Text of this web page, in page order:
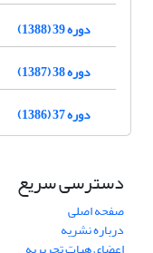
دوره 39 (1388)
دوره 38 (1387)
دوره 37 (1386)
دسترسی سریع
صفحه اصلی
درباره نشریه